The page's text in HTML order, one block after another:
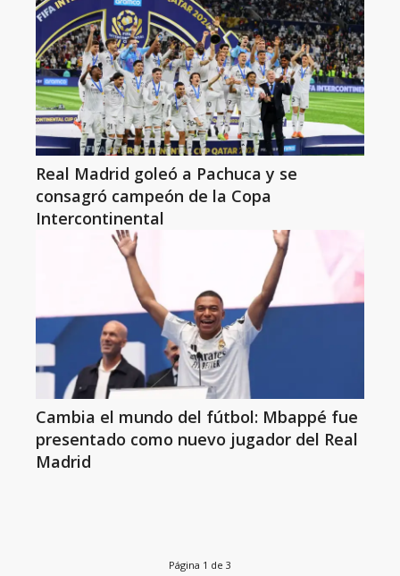
Real Madrid goleó a Pachuca y se
consagró campeón de la Copa
Intercontinental
Cambia el mundo del fútbol: Mbappé fue
presentado como nuevo jugador del Real
Madrid
Página 1 de 3